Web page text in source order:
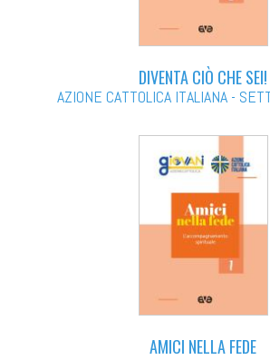
DIVENTA CIÒ CHE SEI!
AZIONE CATTOLICA ITALIANA -
AMICI NELLA FEDE